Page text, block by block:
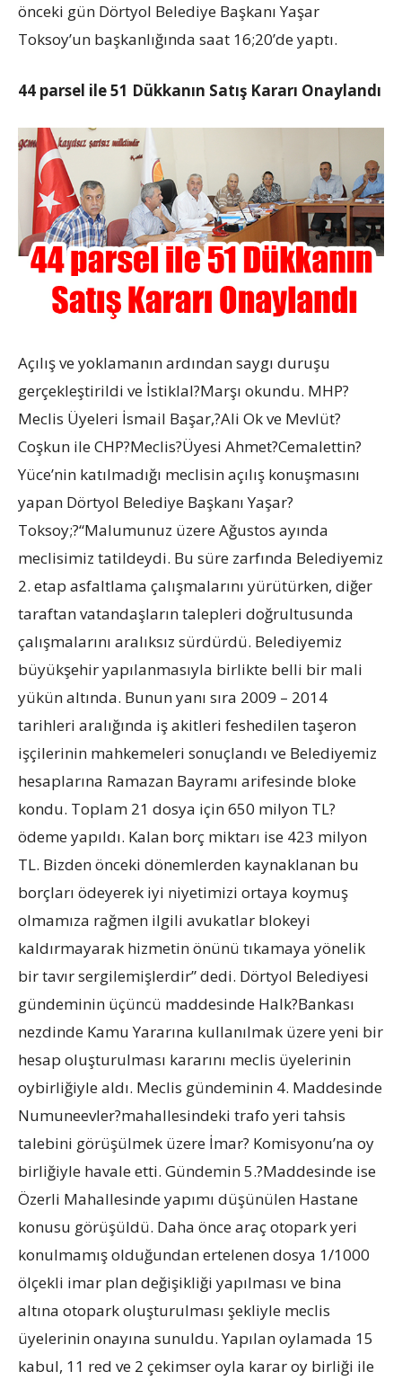
önceki gün Dörtyol Belediye Başkanı Yaşar
Toksoy’un başkanlığında saat 16;20’de yaptı.
44 parsel ile 51 Dükkanın Satış Kararı Onaylandı
Açılış ve yoklamanın ardından saygı duruşu
gerçekleştirildi ve İstiklal?Marşı okundu. MHP?
Meclis Üyeleri İsmail Başar,?Ali Ok ve Mevlüt?
Coşkun ile CHP?Meclis?Üyesi Ahmet?Cemalettin?
Yüce’nin katılmadığı meclisin açılış konuşmasını
yapan Dörtyol Belediye Başkanı Yaşar?
Toksoy;?“Malumunuz üzere Ağustos ayında
meclisimiz tatildeydi. Bu süre zarfında Belediyemiz
2. etap asfaltlama çalışmalarını yürütürken, diğer
taraftan vatandaşların talepleri doğrultusunda
çalışmalarını aralıksız sürdürdü. Belediyemiz
büyükşehir yapılanmasıyla birlikte belli bir mali
yükün altında. Bunun yanı sıra 2009 – 2014
tarihleri aralığında iş akitleri feshedilen taşeron
işçilerinin mahkemeleri sonuçlandı ve Belediyemiz
hesaplarına Ramazan Bayramı arifesinde bloke
kondu. Toplam 21 dosya için 650 milyon TL?
ödeme yapıldı. Kalan borç miktarı ise 423 milyon
TL. Bizden önceki dönemlerden kaynaklanan bu
borçları ödeyerek iyi niyetimizi ortaya koymuş
olmamıza rağmen ilgili avukatlar blokeyi
kaldırmayarak hizmetin önünü tıkamaya yönelik
bir tavır sergilemişlerdir” dedi. Dörtyol Belediyesi
gündeminin üçüncü maddesinde Halk?Bankası
nezdinde Kamu Yararına kullanılmak üzere yeni bir
hesap oluşturulması kararını meclis üyelerinin
oybirliğiyle aldı. Meclis gündeminin 4. Maddesinde
Numuneevler?mahallesindeki trafo yeri tahsis
talebini görüşülmek üzere İmar? Komisyonu’na oy
birliğiyle havale etti. Gündemin 5.?Maddesinde ise
Özerli Mahallesinde yapımı düşünülen Hastane
konusu görüşüldü. Daha önce araç otopark yeri
konulmamış olduğundan ertelenen dosya 1/1000
ölçekli imar plan değişikliği yapılması ve bina
altına otopark oluşturulması şekliyle meclis
üyelerinin onayına sunuldu. Yapılan oylamada 15
kabul, 11 red ve 2 çekimser oyla karar oy birliği ile